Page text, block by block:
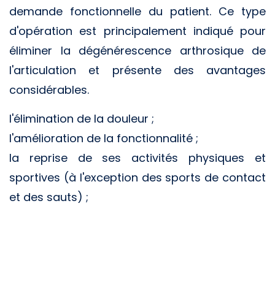
demande fonctionnelle du patient. Ce type
d'opération est principalement indiqué pour
éliminer la dégénérescence arthrosique de
l'articulation et présente des avantages
considérables.
l'élimination de la douleur ;
l'amélioration de la fonctionnalité ;
la reprise de ses activités physiques et
sportives (à l'exception des sports de contact
et des sauts) ;